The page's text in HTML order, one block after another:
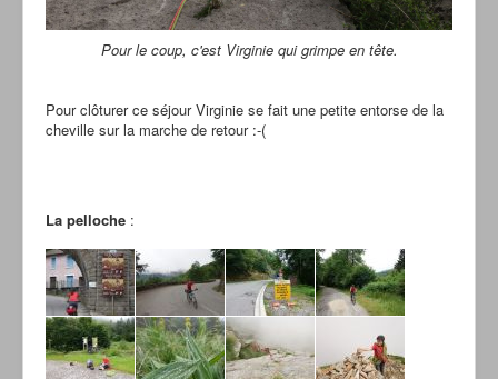
Pour le coup, c'est Virginie qui grimpe en tête.
Pour clôturer ce séjour Virginie se fait une petite entorse de la
cheville sur la marche de retour :-(
La pelloche :